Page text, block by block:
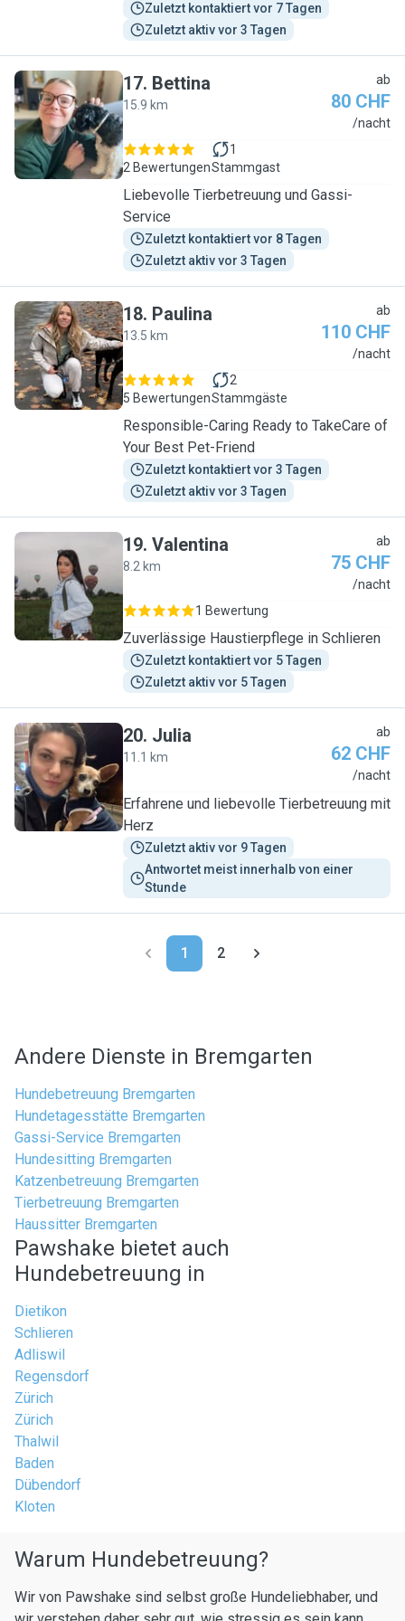
Zuletzt kontaktiert vor 7 Tagen
Zuletzt aktiv vor 3 Tagen
B
17. Bettina
15.9 km
ab
80 CHF
/nacht
2 Bewertungen
1
Stammgast
Liebevolle Tierbetreuung und Gassi-
Service
Zuletzt kontaktiert vor 8 Tagen
Zuletzt aktiv vor 3 Tagen
P
18. Paulina
13.5 km
ab
110 CHF
/nacht
5 Bewertungen
2
Stammgäste
Responsible-Caring Ready to TakeCare of
Your Best Pet-Friend
Zuletzt kontaktiert vor 3 Tagen
Zuletzt aktiv vor 3 Tagen
V
19. Valentina
8.2 km
ab
75 CHF
/nacht
1 Bewertung
Zuverlässige Haustierpflege in Schlieren
Zuletzt kontaktiert vor 5 Tagen
Zuletzt aktiv vor 5 Tagen
J
20. Julia
11.1 km
ab
62 CHF
/nacht
Erfahrene und liebevolle Tierbetreuung mit
Herz
Zuletzt aktiv vor 9 Tagen
Antwortet meist innerhalb von einer
Stunde
1 2
Andere Dienste in Bremgarten
Hundebetreuung Bremgarten
Hundetagesstätte Bremgarten
Gassi-Service Bremgarten
Hundesitting Bremgarten
Katzenbetreuung Bremgarten
Tierbetreuung Bremgarten
Haussitter Bremgarten
Pawshake bietet auch
Hundebetreuung in
Dietikon
Schlieren
Adliswil
Regensdorf
Zürich
Zürich
Thalwil
Baden
Dübendorf
Kloten
Warum Hundebetreuung?
Wir von Pawshake sind selbst große Hundeliebhaber, und